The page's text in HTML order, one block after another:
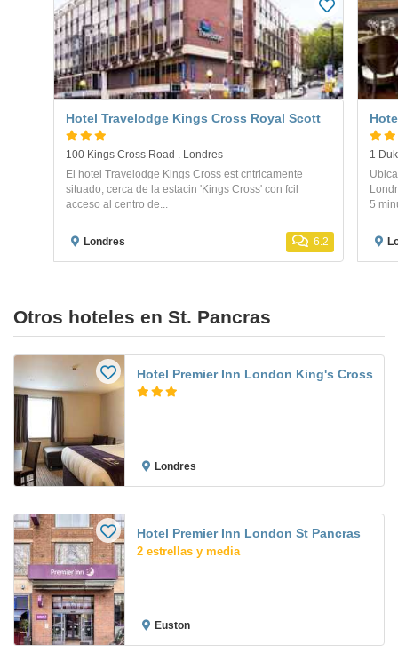
Hotel Travelodge Kings Cross Royal Scott
100 Kings Cross Road . Londres
El hotel Travelodge Kings Cross est cntricamente
situado, cerca de la estacin 'Kings Cross' con fcil
acceso al centro de...
Londres 6.2
1
5
Otros hoteles en St. Pancras
Hotel Premier Inn London King's Cross
Londres
Hotel Premier Inn London St Pancras
2 estrellas y media
Euston